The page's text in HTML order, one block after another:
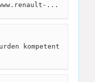
...
kompetent